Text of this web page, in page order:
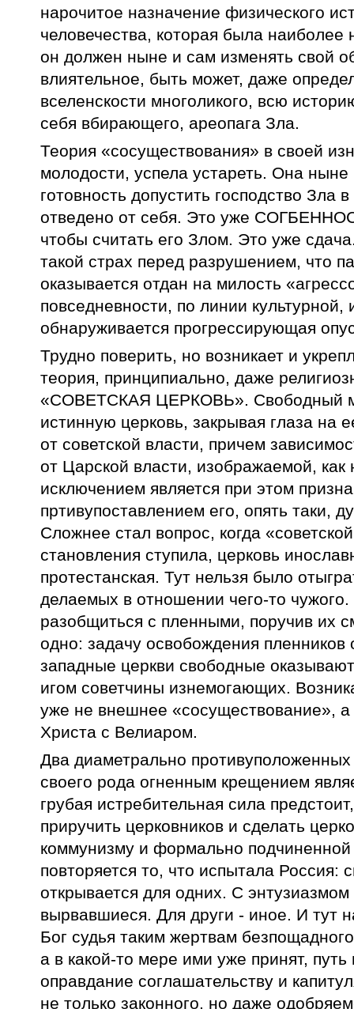
нарочитое назначение физического
человечества, которая была
он должен ныне и сам изменять свой
влиятельное, быть может, даже
вселенскости многоликого, всю
себя вбирающего, ареопага Зла.
Теория «сосуществования» в своей
молодости, успела устареть. Она
готовность допустить господство
отведено от себя. Это уже
чтобы считать его Злом. Это уже
такой страх перед разрушением, что
оказывается отдан на милость
повседневности, по линии
обнаруживается прогрессирующая
Трудно поверить, но возникает и
теория, принципиально, даже
«СОВЕТСКАЯ ЦЕРКОВЬ». Свободный
истинную церковь, закрывая глаза на
от советской власти, причем
от Царской власти, изображаемой,
исключением является при этом
пртивупоставлением его, опять таки,
Сложнее стал вопрос, когда
становления ступила, церковь
протестанская. Тут нельзя было
делаемых в отношении чего-то
разобщиться с пленными, поручив их
одно: задачу освобождения
западные церкви свободные
игом советчины изнемогающих.
уже не внешнее «сосуществование»,
Христа с Велиаром.
Два диаметрально
своего рода огненным крещением
грубая истребительная сила
приручить церковников и сделать
коммунизму и формально
повторяется то, что испытала Россия:
открывается для одних. С
вырвавшиеся. Для други - иное. И тут
Бог судья таким жертвам
а в какой-то мере ими уже принят,
оправдание соглашательству и
не только законного, но даже